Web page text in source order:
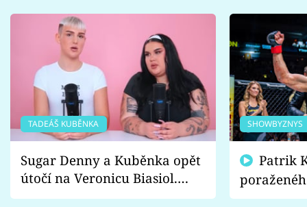
TADEÁŠ KUBĚNKA
Sugar Denny a Kuběnka opět
útočí na Veronicu Biasiol.
Proč je podle nich falešná a
SHOWBYZNYS
fanoušci